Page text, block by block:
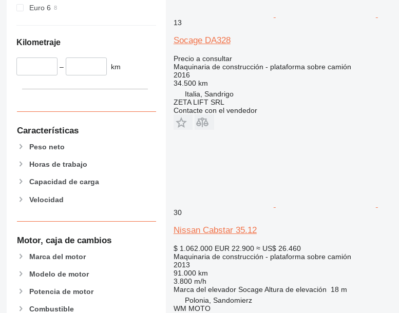
589
907
908
928
950
953
962
972
973
982
988
Euro 6
Kilometraje
– km
Características
Peso neto
Horas de trabajo
Capacidad de carga
Velocidad
Motor, caja de cambios
Marca del motor
Modelo de motor
Potencia de motor
Combustible
13
Socage DA328
Precio a consultar
Maquinaria de construcción - plataforma sobre camión
2016
34.500 km
Italia, Sandrigo
ZETA LIFT SRL
Contacte con el vendedor
30
Nissan Cabstar 35.12
$ 1.062.000 EUR 22.900 ≈ US$ 26.460
Maquinaria de construcción - plataforma sobre camión
2013
91.000 km
3.800 m/h
Marca del elevador Socage Altura de elevación
18 m
Polonia, Sandomierz
WM MOTO